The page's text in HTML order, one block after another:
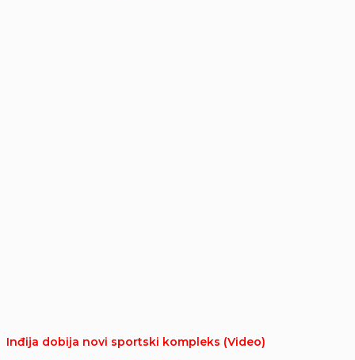
Inđija dobija novi sportski kompleks (Video)